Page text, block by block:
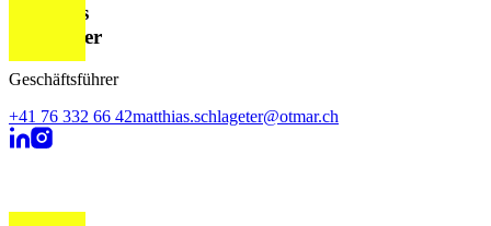
Matthias
Schlageter
Geschäftsführer
+41 76 332 66 42matthias.schlageter@otmar.ch